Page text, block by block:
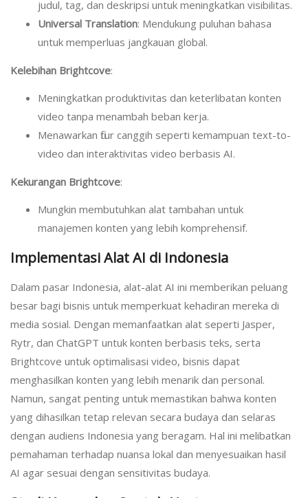
judul, tag, dan deskripsi untuk meningkatkan visibilitas.
Universal Translation: Mendukung puluhan bahasa
untuk memperluas jangkauan global.
Kelebihan Brightcove:
Meningkatkan produktivitas dan keterlibatan konten
video tanpa menambah beban kerja.
Menawarkan fitur canggih seperti kemampuan text-to-
video dan interaktivitas video berbasis AI.
Kekurangan Brightcove:
Mungkin membutuhkan alat tambahan untuk
manajemen konten yang lebih komprehensif.
Implementasi Alat AI di Indonesia
Dalam pasar Indonesia, alat-alat AI ini memberikan peluang
besar bagi bisnis untuk memperkuat kehadiran mereka di
media sosial. Dengan memanfaatkan alat seperti Jasper,
Rytr, dan ChatGPT untuk konten berbasis teks, serta
Brightcove untuk optimalisasi video, bisnis dapat
menghasilkan konten yang lebih menarik dan personal.
Namun, sangat penting untuk memastikan bahwa konten
yang dihasilkan tetap relevan secara budaya dan selaras
dengan audiens Indonesia yang beragam. Hal ini melibatkan
pemahaman terhadap nuansa lokal dan menyesuaikan hasil
AI agar sesuai dengan sensitivitas budaya.